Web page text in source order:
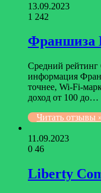
13.09.2023
1 242
Франшиза
Средний рейтинг
информация
точнее, Wi-Fi-
доход от 100 до…
Читать отзывы
11.09.2023
0 46
Liberty